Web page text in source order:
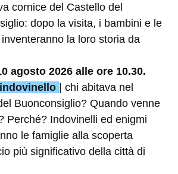
cornice del Castello del
dopo la visita, i bambini e le
la loro storia da
agosto 2026 alle ore 10.30.
| chi abitava nel
Buonconsiglio? Quando venne
Perché? Indovinelli ed enigmi
le famiglie alla scoperta
più significativo della città di